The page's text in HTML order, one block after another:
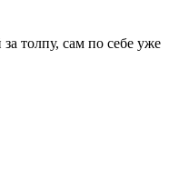
толпу, сам по себе уже